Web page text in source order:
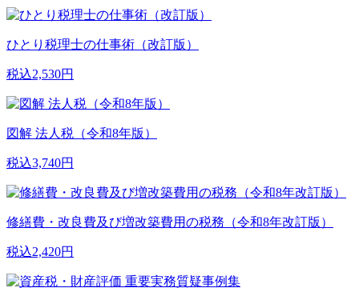
ひとり税理士の仕事術（改訂版）
税込2,530円
図解 法人税（令和8年版）
税込3,740円
修繕費・改良費及び増改築費用の税務（令和8年改訂版）
税込2,420円